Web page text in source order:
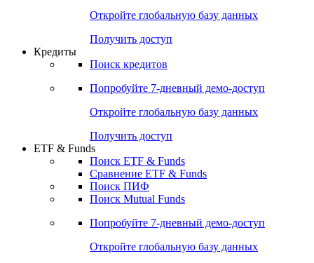
Откройте глобальную базу данных
Получить доступ
Кредиты
Поиск кредитов
Попробуйте 7-дневный демо-доступ
Откройте глобальную базу данных
Получить доступ
ETF & Funds
Поиск ETF & Funds
Сравнение ETF & Funds
Поиск ПИФ
Поиск Mutual Funds
Попробуйте 7-дневный демо-доступ
Откройте глобальную базу данных